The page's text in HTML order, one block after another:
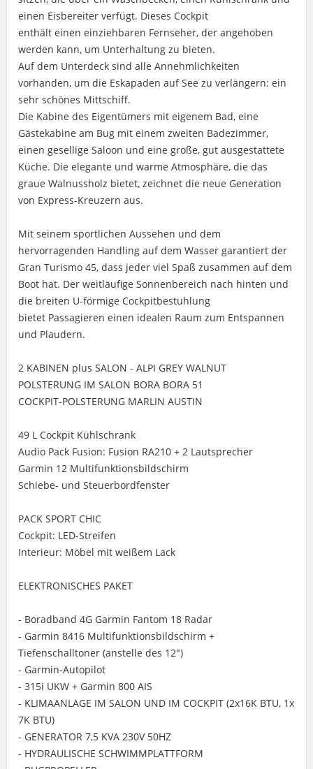
einen Eisbereiter verfügt. Dieses Cockpit
enthält einen einziehbaren Fernseher, der angehoben
werden kann, um Unterhaltung zu bieten.
Auf dem Unterdeck sind alle Annehmlichkeiten
vorhanden, um die Eskapaden auf See zu verlängern: ein
sehr schönes Mittschiff.
Die Kabine des Eigentümers mit eigenem Bad, eine
Gästekabine am Bug mit einem zweiten Badezimmer,
einen gesellige Saloon und eine große, gut ausgestattete
Küche. Die elegante und warme Atmosphäre, die das
graue Walnussholz bietet, zeichnet die neue Generation
von Express-Kreuzern aus.
Mit seinem sportlichen Aussehen und dem
hervorragenden Handling auf dem Wasser garantiert der
Gran Turismo 45, dass jeder viel Spaß zusammen auf dem
Boot hat. Der weitläufige Sonnenbereich nach hinten und
die breiten U-förmige Cockpitbestuhlung
bietet Passagieren einen idealen Raum zum Entspannen
und Plaudern.
2 KABINEN plus SALON - ALPI GREY WALNUT
POLSTERUNG IM SALON BORA BORA 51
COCKPIT-POLSTERUNG MARLIN AUSTIN
49 L Cockpit Kühlschrank
Audio Pack Fusion: Fusion RA210 + 2 Lautsprecher
Garmin 12 Multifunktionsbildschirm
Schiebe- und Steuerbordfenster
PACK SPORT CHIC
Cockpit: LED-Streifen
Interieur: Möbel mit weißem Lack
ELEKTRONISCHES PAKET
- Boradband 4G Garmin Fantom 18 Radar
- Garmin 8416 Multifunktionsbildschirm +
Tiefenschalltoner (anstelle des 12")
- Garmin-Autopilot
- 315i UKW + Garmin 800 AIS
- KLIMAANLAGE IM SALON UND IM COCKPIT (2x16K BTU, 1x
7K BTU)
- GENERATOR 7,5 KVA 230V 50HZ
- HYDRAULISCHE SCHWIMMPLATTFORM